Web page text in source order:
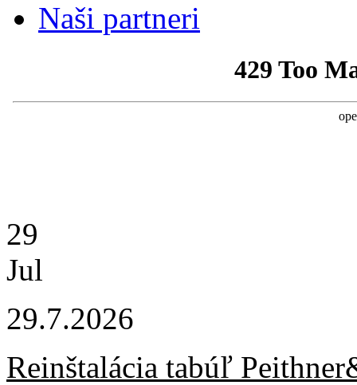
Naši partneri
29
Jul
29.7.2026
Reinštalácia tabúľ